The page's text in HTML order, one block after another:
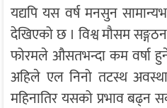
यद्यपि यस वर्ष मनसुन
देखिएको छ । विश्व मौसम
फोरमले औसतभन्दा कम वर्षा
अहिले एल निनो तटस्थ
महिनातिर यसको प्रभाव